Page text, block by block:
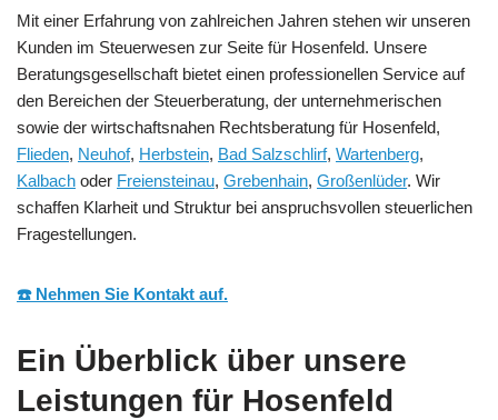
Mit einer Erfahrung von zahlreichen Jahren stehen wir unseren
Kunden im Steuerwesen zur Seite für Hosenfeld. Unsere
Beratungsgesellschaft bietet einen professionellen Service auf
den Bereichen der Steuerberatung, der unternehmerischen
sowie der wirtschaftsnahen Rechtsberatung für Hosenfeld,
Flieden, Neuhof, Herbstein, Bad Salzschlirf, Wartenberg,
Kalbach oder Freiensteinau, Grebenhain, Großenlüder. Wir
schaffen Klarheit und Struktur bei anspruchsvollen steuerlichen
Fragestellungen.
☎️ Nehmen Sie Kontakt auf.
Ein Überblick über unsere
Leistungen für Hosenfeld